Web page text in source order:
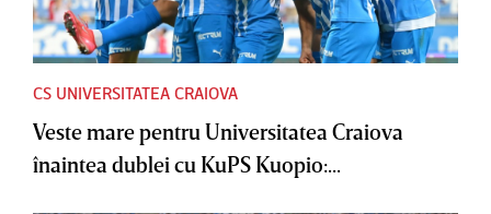
CS UNIVERSITATEA CRAIOVA
Veste mare pentru Universitatea Craiova
înaintea dublei cu KuPS Kuopio:...